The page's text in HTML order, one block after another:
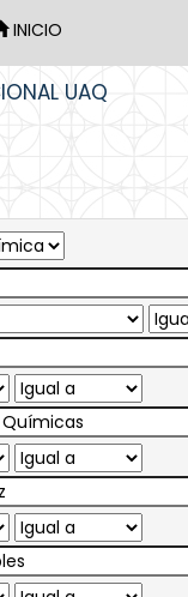
INICIO
UAQ